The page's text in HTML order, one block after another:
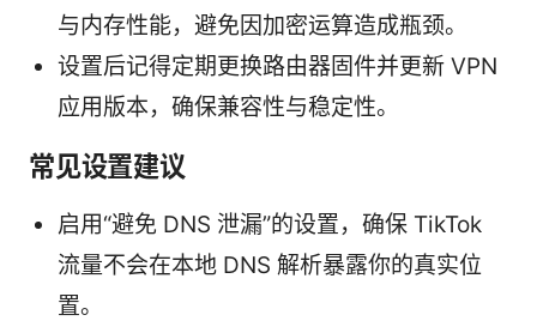
与内存性能，避免因加密运算造成瓶颈。
设置后记得定期更换路由器固件并更新 VPN
应用版本，确保兼容性与稳定性。
常见设置建议
启用“避免 DNS 泄漏”的设置，确保 TikTok
流量不会在本地 DNS 解析暴露你的真实位
置。